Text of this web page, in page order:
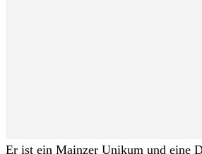
Er ist ein Mainzer Unikum und eine